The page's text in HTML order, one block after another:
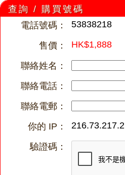
查詢 / 購買號碼
電話號碼：
53838218
售價： HK$1,888
聯絡姓名：
聯絡電話：
聯絡電郵：
你的 IP：
216.73.217.2
驗證碼：